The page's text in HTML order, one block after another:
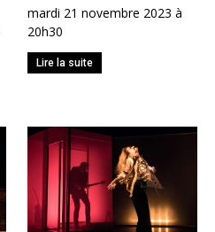
mardi 21 novembre 2023 à
20h30
Lire la suite